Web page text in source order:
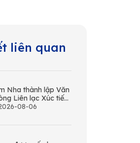
liên quan
Nha thành lập Văn
Liên lạc Xúc tiến
tại Hồng Kông
08-06